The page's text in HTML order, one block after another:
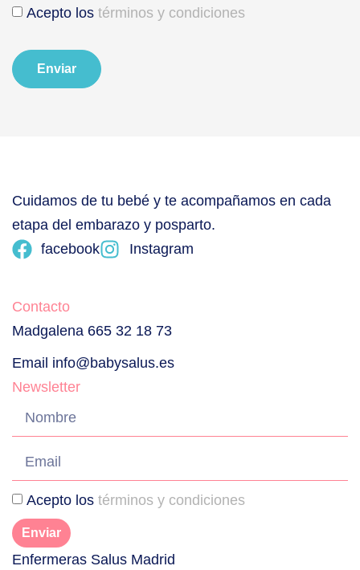
Acepto los términos y condiciones
Enviar
Cuidamos de tu bebé y te acompañamos en cada
etapa del embarazo y posparto.
facebook
Instagram
Contacto
Madgalena 665 32 18 73
Email info@babysalus.es
Newsletter
Acepto los términos y condiciones
Enviar
Enfermeras Salus Madrid